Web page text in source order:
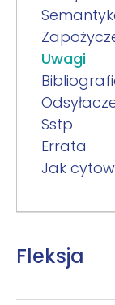
Uwagi
Sstp
Errata
Jak
Fleksja